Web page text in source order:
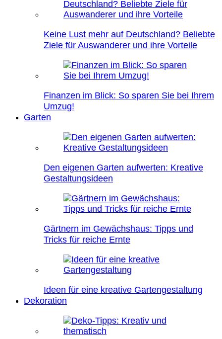
Keine Lust mehr auf Deutschland? Beliebte
Ziele für Auswanderer und ihre Vorteile
Finanzen im Blick: So sparen Sie bei Ihrem
Umzug!
Garten
Den eigenen Garten aufwerten: Kreative
Gestaltungsideen
Gärtnern im Gewächshaus: Tipps und
Tricks für reiche Ernte
Ideen für eine kreative Gartengestaltung
Dekoration